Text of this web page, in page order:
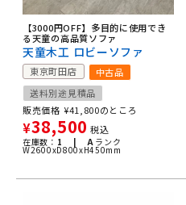
【3000円OFF】多目的に使用でき
る天童の高品質ソファ
天童木工 ロビーソファ
東京町田店
中古品
送料別途見積品
販売価格 ¥41,800のところ
¥38,500 税込
在庫数： 1 | Aランク
W2600xD800xH450mm